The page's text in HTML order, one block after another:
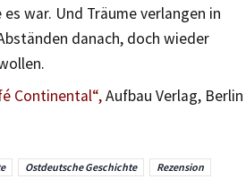
war. Und Träume verlangen in
danach, doch wieder
Continental“,Aufbau Verlag, Berlin
Ostdeutsche Geschichte Rezension